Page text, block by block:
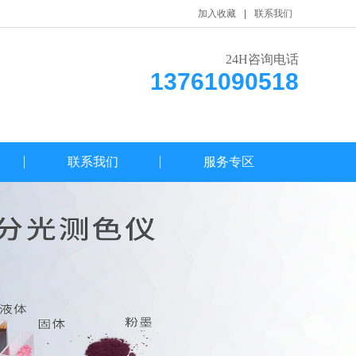
加入收藏 联系我们
24H咨询电话
13761090518
联系我们 服务专区